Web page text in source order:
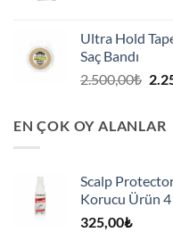
Ultra Hold
Saç Bandı
2.500,00₺
EN ÇOK OY ALANLAR
Scalp
Korucu Ürün
325,00₺